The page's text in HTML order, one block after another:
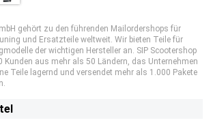
gehört zu den führenden Mailordershops für
und Ersatzteile weltweit. Wir bieten Teile für
der wichtigen Hersteller an. SIP Scootershop
Kunden aus mehr als 50 Ländern, das Unternehmen
Teile lagernd und versendet mehr als 1.000 Pakete